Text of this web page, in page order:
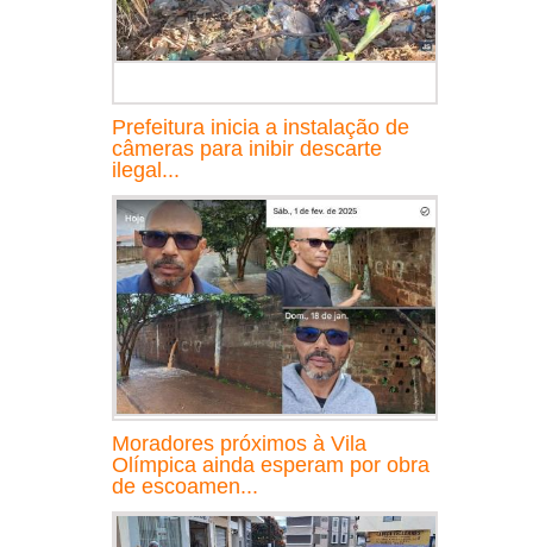
Prefeitura inicia a instalação de
câmeras para inibir descarte
ilegal...
Moradores próximos à Vila
Olímpica ainda esperam por obra
de escoamen...